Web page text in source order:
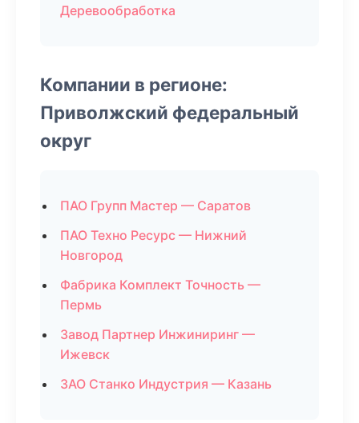
Деревообработка
Компании в регионе:
Приволжский федеральный
округ
ПАО Групп Мастер — Саратов
ПАО Техно Ресурс — Нижний
Новгород
Фабрика Комплект Точность —
Пермь
Завод Партнер Инжиниринг —
Ижевск
ЗАО Станко Индустрия — Казань